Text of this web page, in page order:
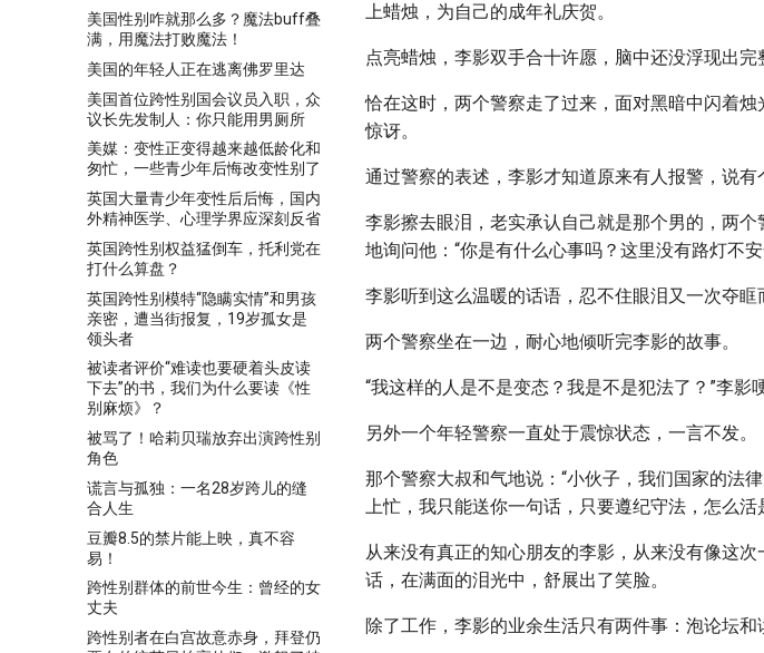
美国性别咋就那么多？魔法buff叠
满，用魔法打败魔法！
美国的年轻人正在逃离佛罗里达
美国首位跨性别国会议员入职，众
议长先发制人：你只能用男厕所
美媒：变性正变得越来越低龄化和
匆忙，一些青少年后悔改变性别了
英国大量青少年变性后后悔，国内
外精神医学、心理学界应深刻反省
英国跨性别权益猛倒车，托利党在
打什么算盘？
英国跨性别模特“隐瞒实情”和男孩
亲密，遭当街报复，19岁孤女是
领头者
被读者评价“难读也要硬着头皮读
下去”的书，我们为什么要读《性
别麻烦》？
被骂了！哈莉贝瑞放弃出演跨性别
角色
谎言与孤独：一名28岁跨儿的缝
合人生
豆瓣8.5的禁片能上映，真不容
易！
跨性别群体的前世今生：曾经的女
丈夫
跨性别者在白宫故意赤身，拜登仍
上蜡烛，为自己的成年礼庆贺。
点亮蜡烛，李影双手合十许愿，脑中还没浮现出完
恰在这时，两个警察走了过来，面对黑暗中闪着
惊讶。
通过警察的表述，李影才知道原来有人报警，说有
李影擦去眼泪，老实承认自己就是那个男的，两
地询问他：“你是有什么心事吗？这里没有路灯不安
李影听到这么温暖的话语，忍不住眼泪又一次夺眶
两个警察坐在一边，耐心地倾听完李影的故事。
“我这样的人是不是变态？我是不是犯法了？”李影
另外一个年轻警察一直处于震惊状态，一言不发。
那个警察大叔和气地说：“小伙子，我们国家的法
上忙，我只能送你一句话，只要遵纪守法，怎么活
从来没有真正的知心朋友的李影，从来没有像这
话，在满面的泪光中，舒展出了笑脸。
除了工作，李影的业余生活只有两件事：泡论坛和